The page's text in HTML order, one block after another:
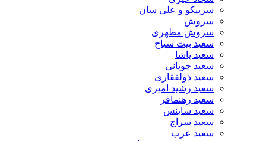
سرپیکو و علی سان
سروش
سروش مظهری
سعید بیت سیاح
سعید پاشا
سعید چوپانی
سعید ذولفقاری
سعید رشید امیری
سعید رهنمافر
سعید ساینس
سعید سراج
سعید عرب